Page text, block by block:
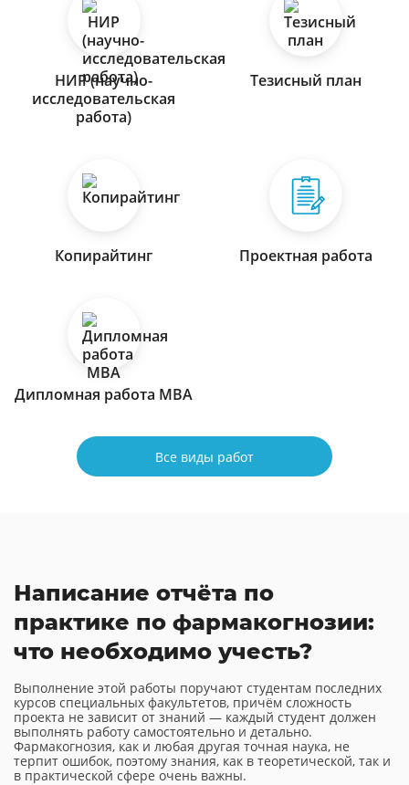
НИР (научно-
исследовательская
работа)
Тезисный план
Копирайтинг Проектная работа
Дипломная работа МВА
Все виды работ
Написание отчёта по
практике по фармакогнозии:
что необходимо учесть?
Выполнение этой работы поручают студентам последних
курсов специальных факультетов, причём сложность
проекта не зависит от знаний — каждый студент должен
выполнять работу самостоятельно и детально.
Фармакогнозия, как и любая другая точная наука, не
терпит ошибок, поэтому знания, как в теоретической, так и
в практической сфере очень важны.